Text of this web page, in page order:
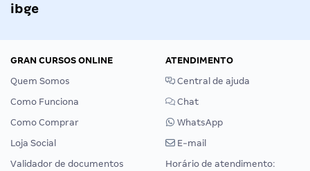
ibge
GRAN CURSOS ONLINE
Quem Somos
Como Funciona
Como Comprar
Loja Social
Validador de documentos
ATENDIMENTO
Central de ajuda
Chat
WhatsApp
E-mail
Horário de atendimento: